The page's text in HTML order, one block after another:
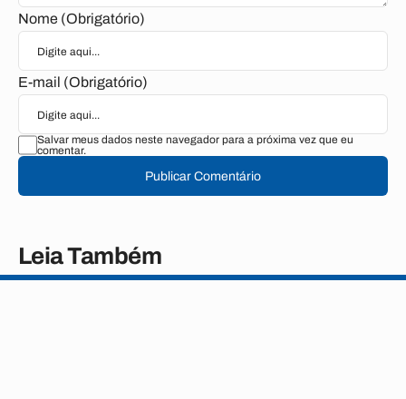
Nome (Obrigatório)
E-mail (Obrigatório)
Salvar meus dados neste navegador para a próxima vez que eu
comentar.
Publicar Comentário
Leia Também